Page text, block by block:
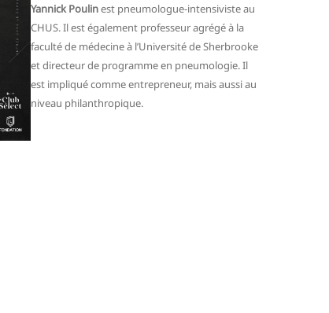
Yannick Poulinest pneumologue-intensiviste au
CHUS. Il est également professeur agrégé à la
faculté de médecine à l’Université de Sherbrooke
et directeur de programme en pneumologie. Il
est impliqué comme entrepreneur, mais aussi au
niveau philanthropique.